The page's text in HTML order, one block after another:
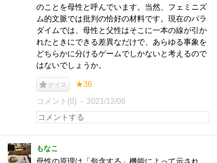
のことを母性と呼んでいます。当然、フェミニズ
ム的文脈では批判の恰好の材料です。現在のパラ
ダイムでは、母性と父性はそこに一本の線が引か
れたときにできる差異なだけで、あらゆる事象を
どちらかに分けるゲームでしかないと考えるので
はないでしょうか。
ナイス ★36
コメント(0) 2021/12/06
もなこ
母性の原理は「包含する」機能によって示され